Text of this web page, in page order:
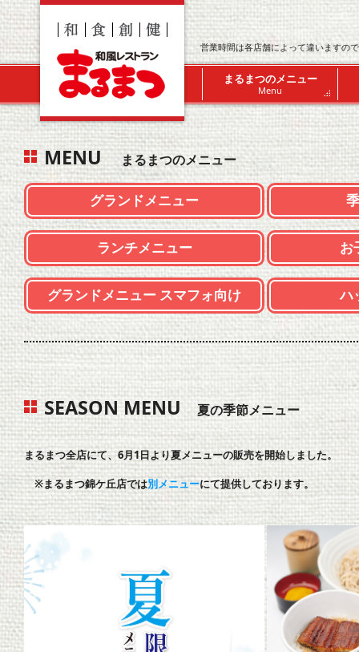
営業時間は各店舗によって違いますの
まるまつのメニュー
Menu
MENU まるまつのメニュー
グランドメニュー
ランチメニュー お
グランドメニュー スマフォ向け ハ
SEASON MENU 夏の季節メニュー
まるまつ全店にて、6月1日より夏メニューの販売を開始しました。
※まるまつ錦ケ丘店では別メニューにて提供しております。